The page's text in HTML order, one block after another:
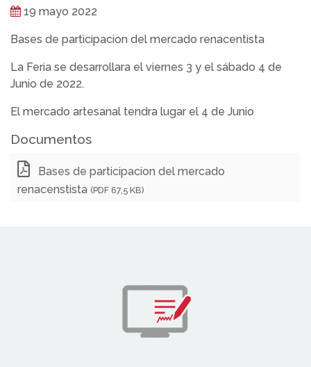
19 mayo 2022
Bases de participacion del mercado renacentista
La Feria se desarrollara el viernes 3 y el sábado 4 de
Junio de 2022.
El mercado artesanal tendra lugar el 4 de Junio
Documentos
Bases de participacion del mercado
renacenstista (PDF 67,5 KB)